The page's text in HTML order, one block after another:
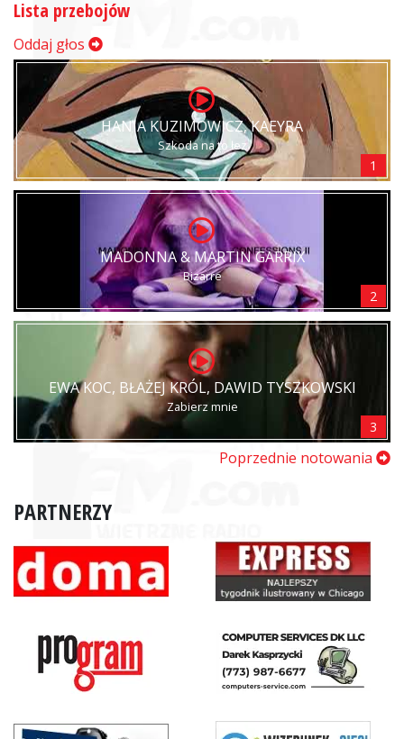
Lista przebojów
Oddaj głos
HANIA KUZIMOWICZ, KAEYRA
Szkoda na to łez
1
MADONNA & MARTIN GARRIX
Bizarre
2
EWA KOC, BŁAŻEJ KRÓL, DAWID TYSZKOWSKI
Zabierz mnie
3
Poprzednie notowania
PARTNERZY